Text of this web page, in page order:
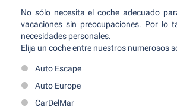
No sólo necesita el coche adecuado
vacaciones sin preocupaciones. Por lo
necesidades personales.
Elija un coche entre nuestros numerosos
Auto Escape
Auto Europe
CarDelMar